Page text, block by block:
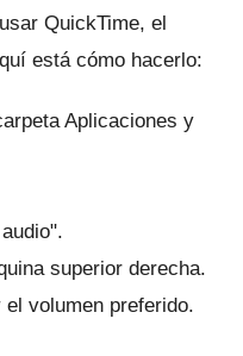
QuickTime, el
está cómo hacerlo:
Aplicaciones y
superior derecha.
volumen preferido.